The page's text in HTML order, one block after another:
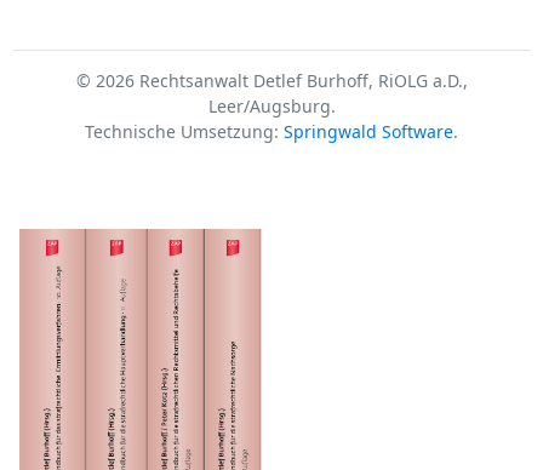
© 2026 Rechtsanwalt Detlef Burhoff, RiOLG a.D.,
Leer/Augsburg.
Technische Umsetzung: Springwald Software.